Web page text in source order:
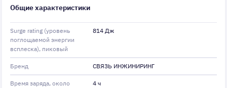
Общие характеристики
Surge rating (уровень
поглощаемой энергии
всплеска), пиковый
814 Дж
Бренд СВЯЗЬ ИНЖИНИРИНГ
Время заряда, около 4 ч